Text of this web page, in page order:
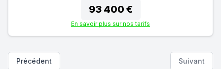
93 400 €
En savoir plus sur nos tarifs
Précédent Suivant